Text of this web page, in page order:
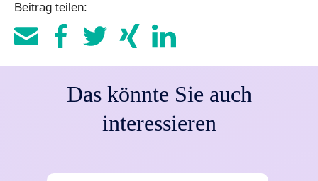
funktionieren und Kunden konsistente Erlebnisse
erfahren.
Zufriedenheit. Customer Experience Management sorgt
für verlässliche Kommunikation, schnelle Reaktionen und
transparente Prozesse. Das erhöht die
Beitrag teilen:
Das könnte Sie auch
interessieren